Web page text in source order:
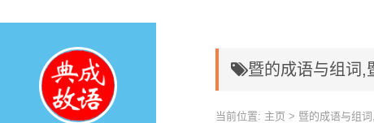
暨的成语与组词,
当前位置: 主页 > 暨的成语与组